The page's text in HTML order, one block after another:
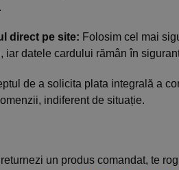
direct pe site: Folosim cel mai
iar datele cardului rămân în
de a solicita plata integrală a
indiferent de situație.
un produs comandat, te